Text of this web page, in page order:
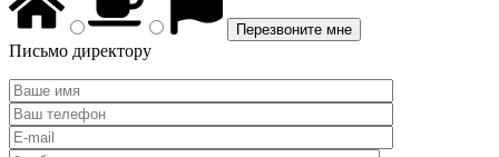
Письмо директору